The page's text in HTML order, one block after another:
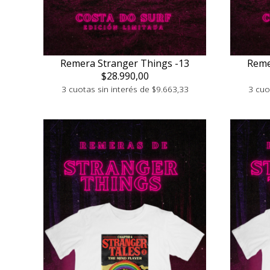
Remera Stranger Things -13
$28.990,00
3 cuotas sin interés de $9.663,33 3